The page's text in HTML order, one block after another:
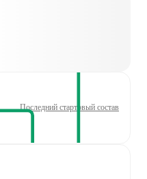
Последний стартовый состав